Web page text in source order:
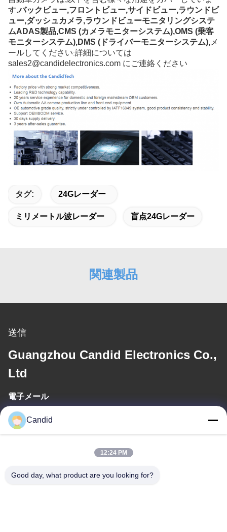
す.バックビュー,フロントビュー,サイドビュー,ラウンドビ
ュー,ダッシュカメラ,ラウンドビューモニタリングシステ
ムADAS製品,CMS (カメラモニターシステム),OMS (乗客
モニターシステム),DMS (ドライバーモニターシステム), メ
ールしてください:詳細については
sales2@candidelectronics.com にご連絡ください
タグ: 24Gレーダー
ミリメートル波レーダー 盲点24Gレーダー
関連製品
送信
Guangzhou Candid Electronics Co.,
Ltd
電子メール
sales2@candidelectronics.com
住所
Candid
12:24 PM
Good day, what product are you looking for?